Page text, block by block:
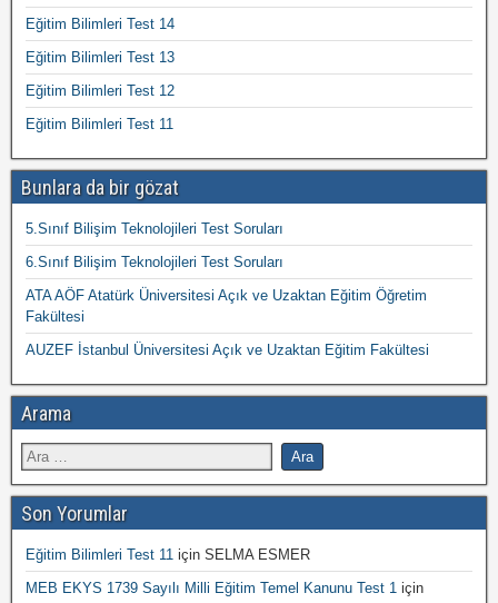
Eğitim Bilimleri Test 14
Eğitim Bilimleri Test 13
Eğitim Bilimleri Test 12
Eğitim Bilimleri Test 11
Bunlara da bir gözat
5.Sınıf Bilişim Teknolojileri Test Soruları
6.Sınıf Bilişim Teknolojileri Test Soruları
ATA AÖF Atatürk Üniversitesi Açık ve Uzaktan Eğitim Öğretim
Fakültesi
AUZEF İstanbul Üniversitesi Açık ve Uzaktan Eğitim Fakültesi
Arama
Son Yorumlar
Eğitim Bilimleri Test 11 için SELMA ESMER
MEB EKYS 1739 Sayılı Milli Eğitim Temel Kanunu Test 1 için